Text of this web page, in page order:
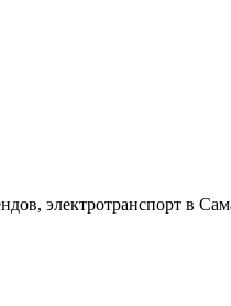
электротранспорт в